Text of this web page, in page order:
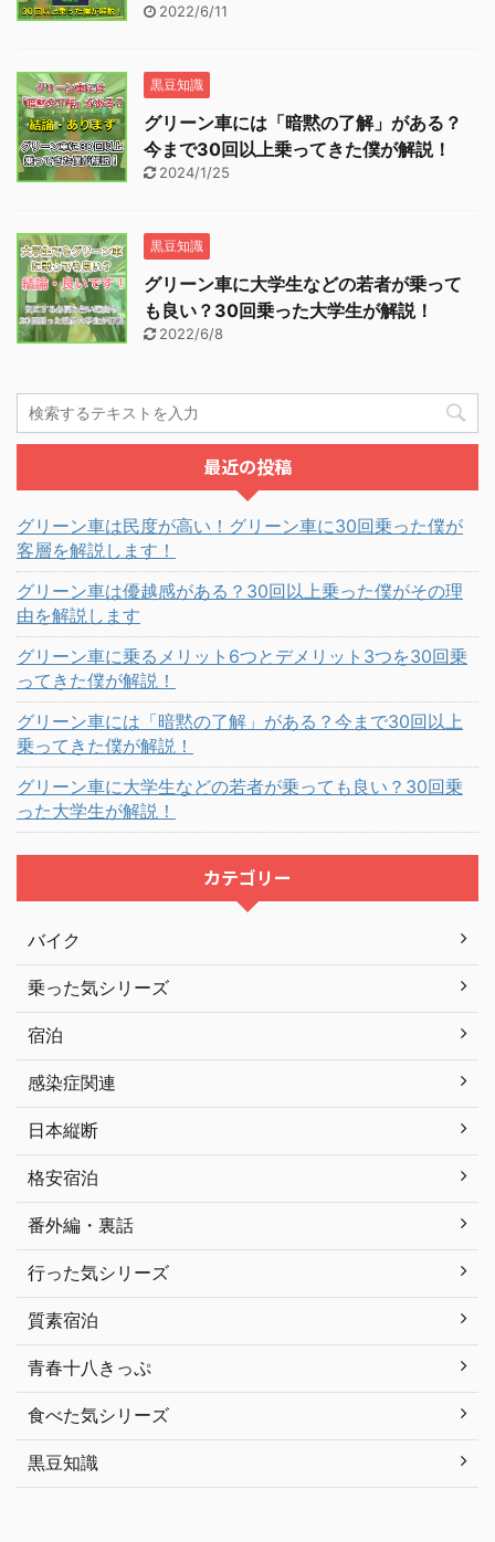
2022/6/11
黒豆知識
グリーン車には「暗黙の了解」がある？
今まで30回以上乗ってきた僕が解説！
2024/1/25
黒豆知識
グリーン車に大学生などの若者が乗って
も良い？30回乗った大学生が解説！
2022/6/8
最近の投稿
グリーン車は民度が高い！グリーン車に30回乗った僕が
客層を解説します！
グリーン車は優越感がある？30回以上乗った僕がその理
由を解説します
グリーン車に乗るメリット6つとデメリット3つを30回乗
ってきた僕が解説！
グリーン車には「暗黙の了解」がある？今まで30回以上
乗ってきた僕が解説！
グリーン車に大学生などの若者が乗っても良い？30回乗
った大学生が解説！
カテゴリー
バイク
乗った気シリーズ
宿泊
感染症関連
日本縦断
格安宿泊
番外編・裏話
行った気シリーズ
質素宿泊
青春十八きっぷ
食べた気シリーズ
黒豆知識